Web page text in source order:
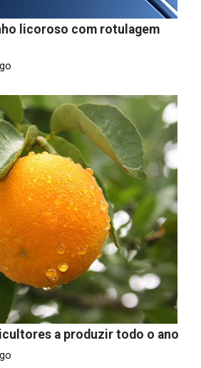
licoroso com rotulagem
a produzir todo o ano